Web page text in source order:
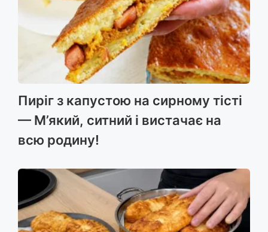
Пиріг з капустою на сирному тісті
— М’який, ситний і вистачає на
всю родину!